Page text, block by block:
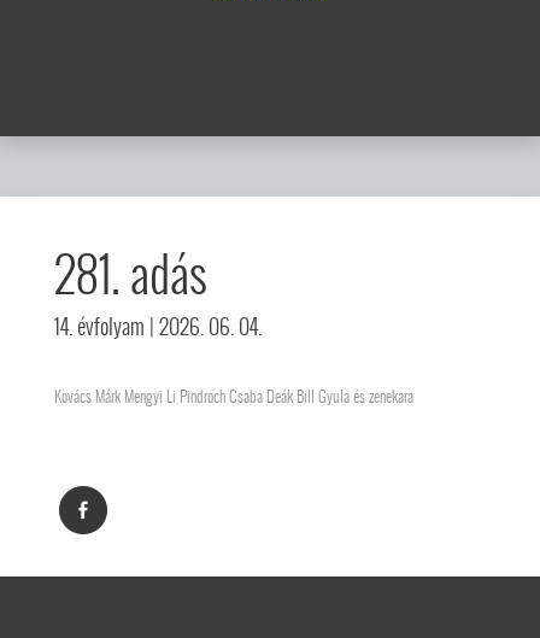
281. adás
14. évfolyam | 2026. 06. 04.
Kovács Márk Mengyi Li Pindroch Csaba Deák Bill Gyula és zenekara